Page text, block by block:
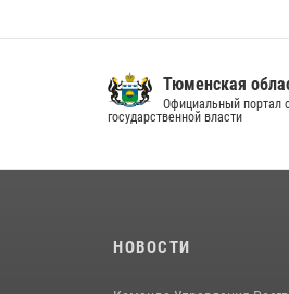
Тюменская
Официальный портал
государственной власти
НОВОСТИ